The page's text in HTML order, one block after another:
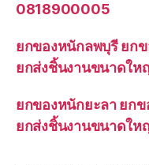
0818900005
ยกของหนักลพบุรี ยก
ยกส่งชิ้นงานขนาดให
ยกของหนักยะลา ยก
ยกส่งชิ้นงานขนาดให